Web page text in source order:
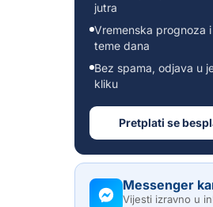
jutra
Vremenska prognoza
teme dana
Bez spama, odjava u
kliku
Pretplati se
Messenger
Vijesti izravno u